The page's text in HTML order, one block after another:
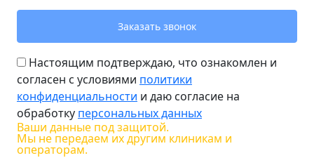
Заказать звонок
согласен с условиями политики
конфиденциальности и даю согласие на
обработку персональных данных
Ваши данные под защитой.
Мы не передаем их другим клиникам и
операторам.